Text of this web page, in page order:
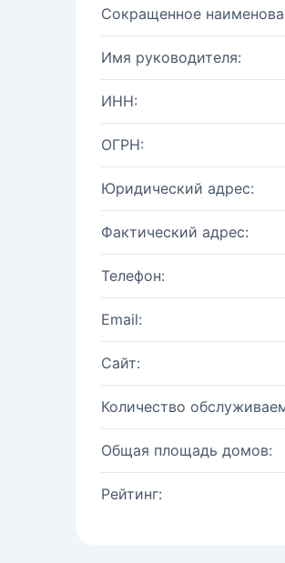
Сокращенное
Имя руководителя:
ИНН:
ОГРН:
Юридический адрес:
Фактический адрес:
Телефон:
Email:
Сайт:
Количество
Общая площадь домов:
Рейтинг: